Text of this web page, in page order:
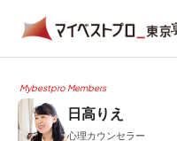
Mybestpro Members
日高りえ
心理カウンセラー